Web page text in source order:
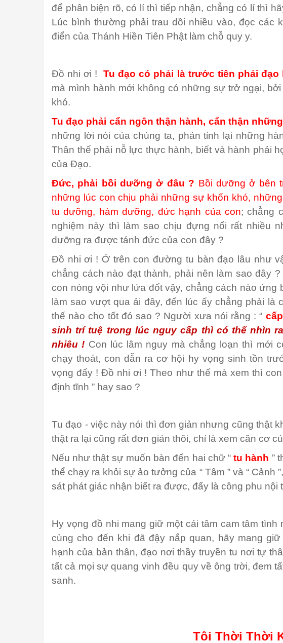
để phân biện rõ, có lí thì tiếp nhận, chẳng có lí thì
Lúc bình thường phải trau dồi nhiều vào, đọc các
điển của Thánh Hiền Tiên Phật làm chỗ quy y.
Đồ nhi ơi !Tu đạo có phải là trước tiên phải đạo
mà mình hành mới không có những sự trở ngại,
khó.
Tu đạo phải cẩn ngôn thận hành, cẩn thận
những lời nói của chúng ta, phản tỉnh lại những
Thân thể phải nỗ lực thực hành, biết và hành phải
của Đạo.
Đức, phải bồi dưỡng ở đâu ? Bồi dưỡng ở bên
những lúc con chịu phải những sự khốn khó,
tu dưỡng, hàm dưỡng, đức hạnh của con; chẳng
nghiệm này thì làm sao chịu đựng nổi rất nhiều
dưỡng ra được tánh đức của con đây ?
Đồ nhi ơi ! Ở trên con đường tu bàn đạo lâu như
chẳng cách nào đạt thành, phải nên làm sao đây
con nóng vội như lửa đốt vậy, chẳng cách nào ứng
làm sao vượt qua ải đây, đến lúc ấy chẳng phải là
thế nào cho tốt đó sao ? Người xưa nói rằng : “
sinh trí tuệ trong lúc nguy cấp thì có thể nhìn
nhiêu ! Con lúc lâm nguy mà chẳng loạn thì mới
chạy thoát, con dẫn ra cơ hội hy vọng sinh tồn
vọng đấy ! Đồ nhi ơi ! Theo như thế mà xem thì
định tĩnh ” hay sao ?
Tu đạo - việc này nói thì đơn giản nhưng cũng thật
thật ra lại cũng rất đơn giản thôi, chỉ là xem căn cơ
Nếu như thật sự muốn bàn đến hai chữ “tu hành ”
thể chạy ra khỏi sự ảo tưởng của “ Tâm ” và “
sát phát giác nhận biết ra được, đấy là công phu nội
Hy vọng đồ nhi mang giữ một cái tâm cam tâm
cùng cho đến khi đã đậy nắp quan, hãy mang
hạnh của bản thân, đạo nơi thầy truyền tu nơi tự
tất cả mọi sự quang vinh đều quy về ông trời, đem
sanh.
Tôi Thời Thời